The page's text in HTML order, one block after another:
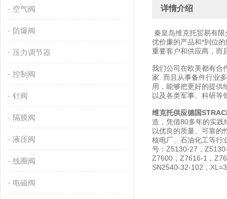
空气阀
防爆阀
压力调节器
控制阀
针阀
隔膜阀
液压阀
线圈阀
电磁阀
详情介绍
秦皇岛维克托贸易有
优价廉的产品和*到位
重要客户和供应商，而
我们公司在欧美都有合
家. 而且从事备件行业
用，能够把更好的提供
以及各类军事、科研等
维克托供应德国
造，凭借80多年的实践
以优良的质量、可靠的
核电厂、石油化工等行
号：Z5130-27，
Z7600，Z7616-1，
SN2540-32-102，